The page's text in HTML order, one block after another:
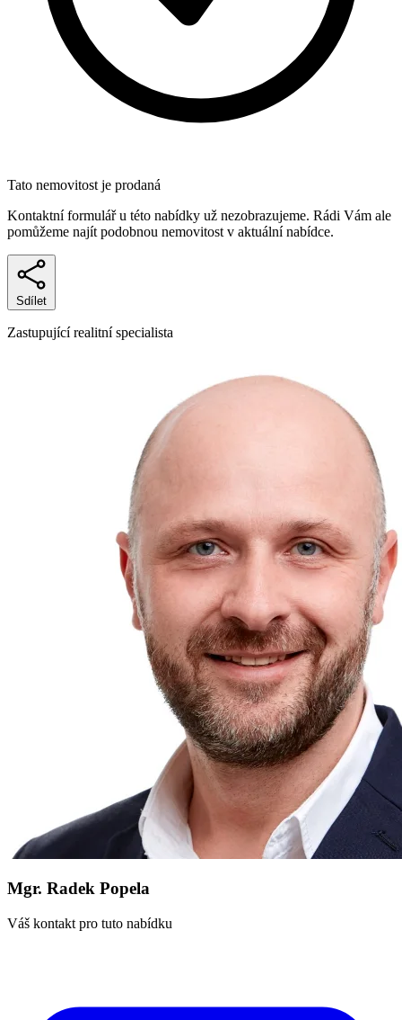
Tato nemovitost je prodaná
Kontaktní formulář u této nabídky už nezobrazujeme. Rádi Vám ale
pomůžeme najít podobnou nemovitost v aktuální nabídce.
Sdílet
Zastupující realitní specialista
Mgr. Radek Popela
Váš kontakt pro tuto nabídku